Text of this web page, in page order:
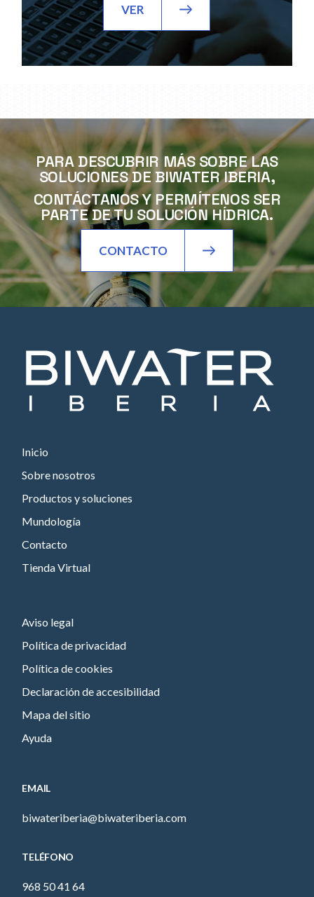
VER
PARA DESCUBRIR MÁS SOBRE LAS
SOLUCIONES DE BIWATER IBERIA,
CONTÁCTANOS Y PERMÍTENOS SER
PARTE DE TU SOLUCIÓN HÍDRICA.
CONTACTO
Inicio
Sobre nosotros
Productos y soluciones
Mundología
Contacto
Tienda Virtual
Aviso legal
Política de privacidad
Política de cookies
Declaración de accesibilidad
Mapa del sitio
Ayuda
EMAIL
biwateriberia@biwateriberia.com
TELÉFONO
968 50 41 64